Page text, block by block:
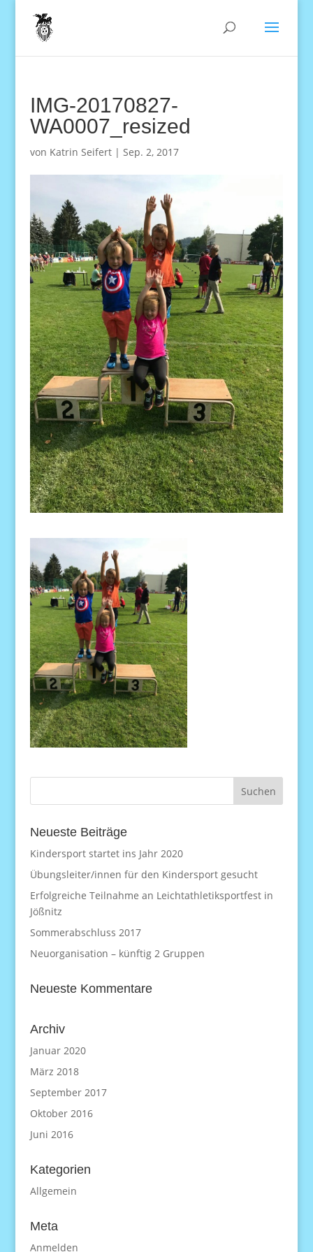
IMG-20170827-
WA0007_resized
von Katrin Seifert| Sep. 2, 2017
Neueste Beiträge
Kindersport startet ins Jahr 2020
Übungsleiter/innen für den Kindersport gesucht
Erfolgreiche Teilnahme an Leichtathletiksportfest in
Jößnitz
Sommerabschluss 2017
Neuorganisation – künftig 2 Gruppen
Neueste Kommentare
Archiv
Januar 2020
März 2018
September 2017
Oktober 2016
Juni 2016
Kategorien
Allgemein
Meta
Anmelden